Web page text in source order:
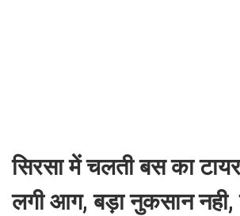
सिरसा में चलती बस का
लगी आग, बड़ा नुकसान नही,